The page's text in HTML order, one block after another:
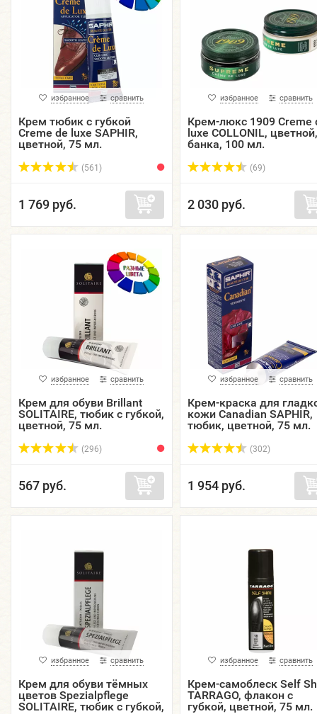
избранное сравнить
Крем тюбик с губкой
Creme de luxe SAPHIR,
цветной, 75 мл.
(561)
1 769 руб.
избранное сравнить
Крем-люкс 1909 Creme
luxe COLLONIL, цветной,
банка, 100 мл.
(69)
2 030 руб.
избранное сравнить
Крем для обуви Brillant
SOLITAIRE, тюбик с губкой,
цветной, 75 мл.
(296)
567 руб.
избранное сравнить
Крем-краска для
кожи Canadian SAPHIR,
тюбик, цветной, 75 мл.
(302)
1 954 руб.
избранное сравнить
Крем для обуви тёмных
цветов Spezialpflege
SOLITAIRE, тюбик с губкой,
избранное сравнить
Крем-самоблеск Self
TARRAGO, флакон с
губкой, цветной, 75 мл.